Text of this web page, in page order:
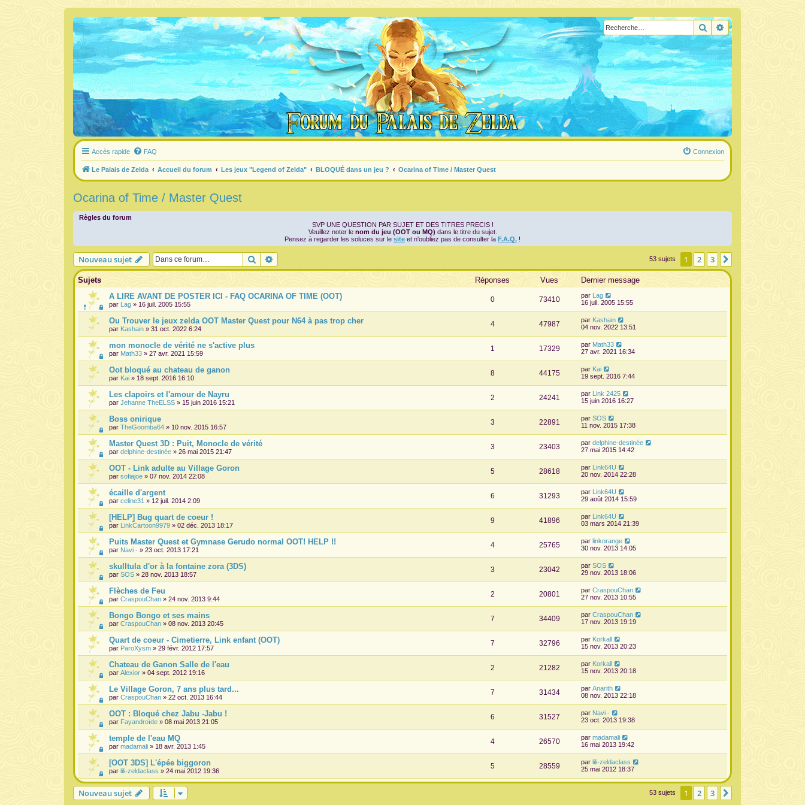
RechercherRecherche avancée
Accès rapide FAQ Connexion
Le Palais de Zelda Accueil du forum Les jeux "Legend of Zelda" BLOQUÉ dans un jeu ? Ocarina of Time / Master Quest
Ocarina of Time / Master Quest
Règles du forum
SVP UNE QUESTION PAR SUJET ET DES TITRES PRECIS !
Veuillez noter le nom du jeu (OOT ou MQ) dans le titre du sujet.
Pensez à regarder les soluces sur le site et n'oubliez pas de consulter la F.A.Q. !
Nouveau sujet Rechercher 53 sujets 1 2 3
Sujets Réponses Vues
Dernier message
A LIRE AVANT DE POSTER ICI - FAQ OCARINA OF TIME (OOT)
par Lag » 16 juil. 2005 15:55
0 73410 par Lag
16 juil. 2005 15:55
Ou Trouver le jeux zelda OOT Master Quest pour N64 à pas trop cher
par Kashain » 31 oct. 2022 6:24
4 47987 par Kashain
04 nov. 2022 13:51
mon monocle de vérité ne s'active plus
par Math33 » 27 avr. 2021 15:59
1 17329 par Math33
27 avr. 2021 16:34
Oot bloqué au chateau de ganon
par Kai » 18 sept. 2016 16:10
8 44175 par Kai
19 sept. 2016 7:44
Les clapoirs et l'amour de Nayru
par Jehanne TheELSS » 15 juin 2016 15:21
2 24241 par Link 2425
15 juin 2016 16:27
Boss onirique
par TheGoomba64 » 10 nov. 2015 16:57
3 22891 par SOS
11 nov. 2015 17:38
Master Quest 3D : Puit, Monocle de vérité
par delphine-destinée » 26 mai 2015 21:47
3 23403 par delphine-destinée
27 mai 2015 14:42
OOT - Link adulte au Village Goron
par sofiajoe » 07 nov. 2014 22:08
5 28618 par Link64U
20 nov. 2014 22:28
écaille d'argent
par celine31 » 12 juil. 2014 2:09
6 31293 par Link64U
29 août 2014 15:59
[HELP] Bug quart de coeur !
par LinkCartoon9979 » 02 déc. 2013 18:17
9 41896 par Link64U
03 mars 2014 21:39
Puits Master Quest et Gymnase Gerudo normal OOT! HELP !!
par Navi - » 23 oct. 2013 17:21
4 25765 par linkorange
30 nov. 2013 14:05
skulltula d'or à la fontaine zora (3DS)
par SOS » 28 nov. 2013 18:57
3 23042 par SOS
29 nov. 2013 18:06
Flèches de Feu
par CraspouChan » 24 nov. 2013 9:44
2 20801 par CraspouChan
27 nov. 2013 10:55
Bongo Bongo et ses mains
par CraspouChan » 08 nov. 2013 20:45
7 34409 par CraspouChan
17 nov. 2013 19:19
Quart de coeur - Cimetierre, Link enfant (OOT)
par ParoXysm » 29 févr. 2012 17:57
7 32796 par Korkall
15 nov. 2013 20:23
Chateau de Ganon Salle de l'eau
par Alexior » 04 sept. 2012 19:16
2 21282 par Korkall
15 nov. 2013 20:18
Le Village Goron, 7 ans plus tard...
par CraspouChan » 22 oct. 2013 16:44
7 31434 par Anarith
08 nov. 2013 22:18
OOT : Bloqué chez Jabu -Jabu !
par Fayandroïde » 08 mai 2013 21:05
6 31527 par Navi -
23 oct. 2013 19:38
temple de l'eau MQ
par madamali » 18 avr. 2013 1:45
4 26570 par madamali
16 mai 2013 19:42
[OOT 3DS] L'épée biggoron
par lili-zeldaclass » 24 mai 2012 19:36
5 28559 par lili-zeldaclass
25 mai 2012 18:37
Nouveau sujet 53 sujets 1 2 3